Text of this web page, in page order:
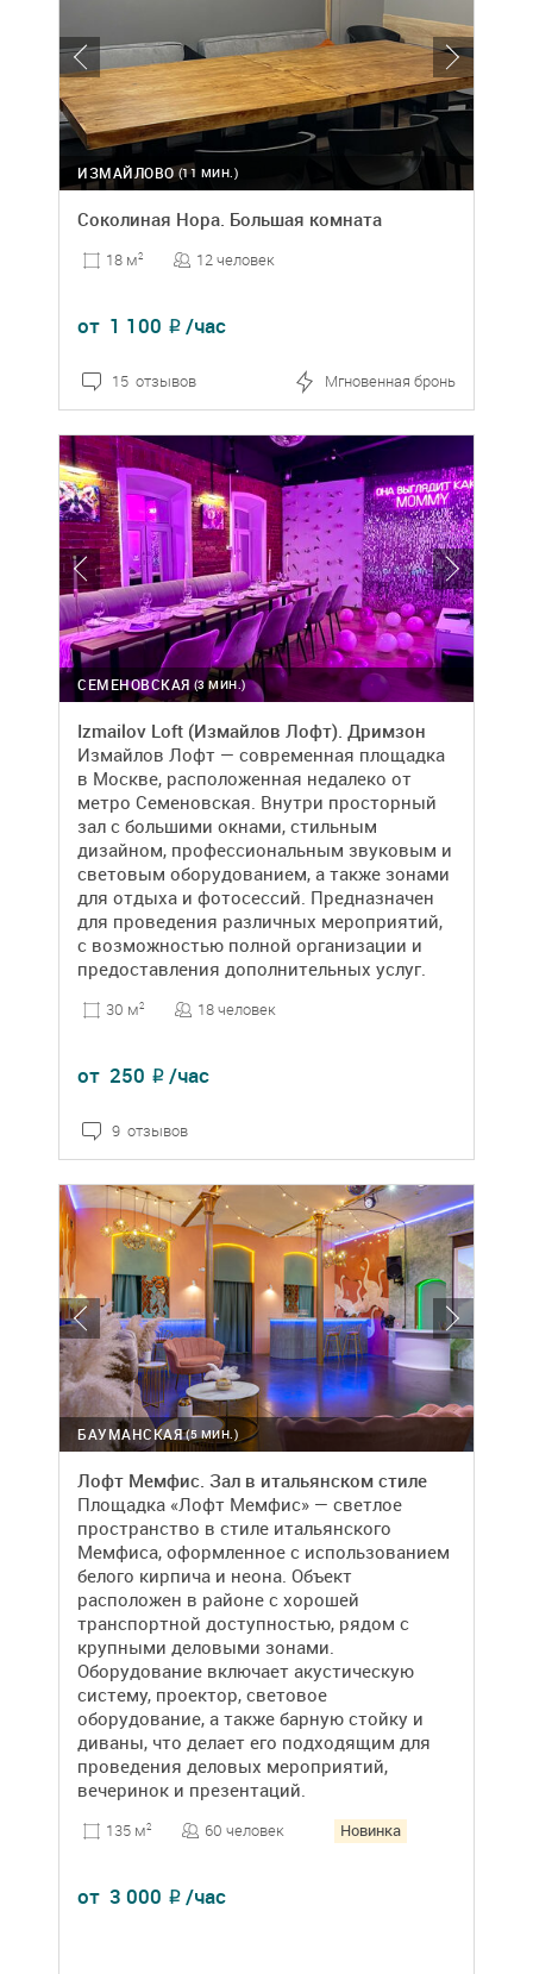
(11 МИН.)
ИЗМАЙЛОВО
Соколиная Нора. Большая комната
18 м2 12 человек
от 1 100 ₽ /час
15 отзывов Мгновенная бронь
(3 МИН.)
СЕМЕНОВСКАЯ
Izmailov Loft (Измайлов Лофт). Дримзон
Измайлов Лофт — современная площадка
в Москве, расположенная недалеко от
метро Семеновская. Внутри просторный
зал с большими окнами, стильным
дизайном, профессиональным звуковым и
световым оборудованием, а также зонами
для отдыха и фотосессий. Предназначен
для проведения различных мероприятий,
с возможностью полной организации и
предоставления дополнительных услуг.
30 м2 18 человек
от 250 ₽ /час
9 отзывов
(5 МИН.)
БАУМАНСКАЯ
Лофт Мемфис. Зал в итальянском стиле
Площадка «Лофт Мемфис» — светлое
пространство в стиле итальянского
Мемфиса, оформленное с использованием
белого кирпича и неона. Объект
расположен в районе с хорошей
транспортной доступностью, рядом с
крупными деловыми зонами.
Оборудование включает акустическую
систему, проектор, световое
оборудование, а также барную стойку и
диваны, что делает его подходящим для
проведения деловых мероприятий,
вечеринок и презентаций.
135 м2 60 человек Новинка
от 3 000 ₽ /час